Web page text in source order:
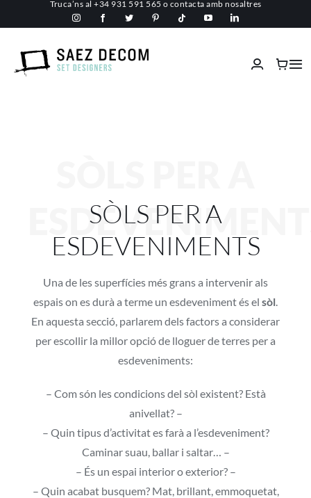
to
content
Truca’ns al+34 931 591 565 o contacta amb nosaltres
Serveis
Projectes
Blog
Botiga online
SÒLS PER A
ESDEVENIMENTS
Una de les superfícies més grans a intervenir als
espais on es durà a terme un esdeveniment és el sòl.
En aquesta secció, parlarem dels factors a considerar
per escollir la millor opció de lloguer de terres per a
esdeveniments:
– Com són les condicions del sòl existent? Està
anivellat? –
– Quin tipus d’activitat es farà a l’esdeveniment?
Caminar suau, ballar i saltar… –
– És un espai interior o exterior? –
– Quin acabat busquem? Mat, brillant, emmoquetat,